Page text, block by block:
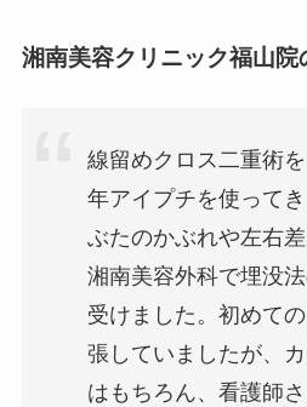
湘南美容クリニック福山院
線留めクロス二重術
年アイプチを使って
ぶたのかぶれや左右差
湘南美容外科で埋没
受けました。初めて
張していましたが、
はもちろん、看護師